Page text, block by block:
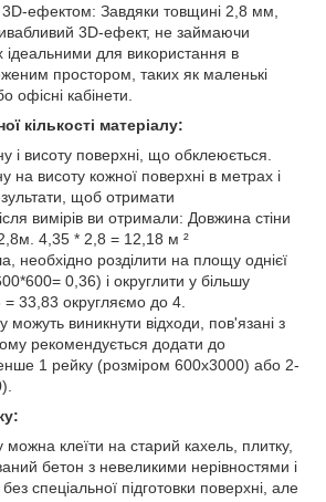
ефектом: Завдяки товщині 2,8 мм,
3D-ефект, не займаючи
ідеальними для використання в
простором, таких як маленькі
офісні кабінети.
кількості матеріалу:
і висоту поверхні, що обклеюється.
на висоту кожної поверхні в метрах і
щоб отримати
вимірів ви отримали: Довжина стіни
4,35 * 2,8 = 12,18 м ²
розділити на площу однієї
0,36) і округлити у більшу
33,83 округляємо до 4.
можуть виникнути відходи, пов'язані з
рекомендується додати до
1 рейку (розміром 600х3000) або 2-
можна клеїти на старий кахель, плитку,
бетон з невеликими нерівностями і
спеціальної підготовки поверхні, але